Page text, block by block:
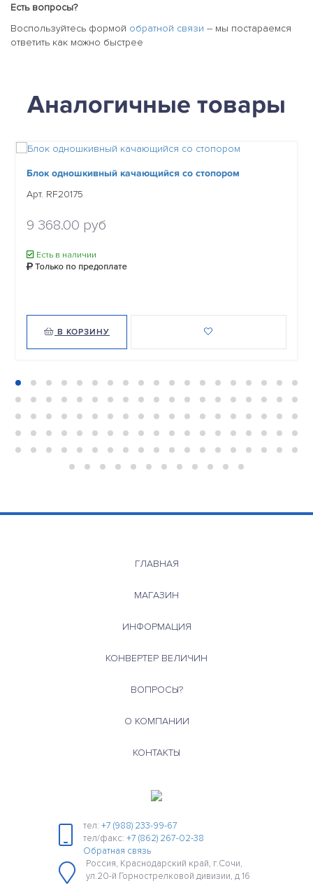
Есть вопросы?
Воспользуйтесь формой обратной связи -- мы постараемся
ответить как можно быстрее
Аналогичные товары
Блок одношкивный качающийся со стопором
Арт. RF20175
9 368.00 руб
Есть в наличии
Только по предоплате
В КОРЗИНУ
ГЛАВНАЯ
МАГАЗИН
ИНФОРМАЦИЯ
КОНВЕРТЕР ВЕЛИЧИН
ВОПРОСЫ?
О КОМПАНИИ
КОНТАКТЫ
тел: +7 (988) 233-99-67
тел/факс: +7 (862) 267-02-38
Обратная связь
Россия, Краснодарский край, г.Сочи,
ул.20-й Горнострелковой дивизии, д 16